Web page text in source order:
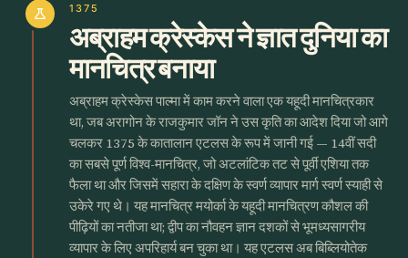
science 1375
अब्राहम क्रेस्केस ने ज्ञात दुनिया का
मानचित्र बनाया
अब्राहम क्रेस्केस पाल्मा में काम करने वाला एक यहूदी मानचित्रकार
था, जब अरागोन के राजकुमार जॉन ने उस कृति का आदेश दिया जो आगे
चलकर 1375 के कातालान एटलस के रूप में जानी गई — 14वीं सदी
का सबसे पूर्ण विश्व-मानचित्र, जो अटलांटिक तट से पूर्वी एशिया तक
फैला था और जिसमें सहारा के दक्षिण के स्वर्ण व्यापार मार्ग स्वर्ण स्याही से
उकेरे गए थे। यह मानचित्र मयोर्का के यहूदी मानचित्रण कौशल की
पीढ़ियों का नतीजा था; द्वीप का नौवहन ज्ञान दशकों से भूमध्यसागरीय
व्यापार के लिए अपरिहार्य बन चुका था। यह एटलस अब बिब्लियोतेक